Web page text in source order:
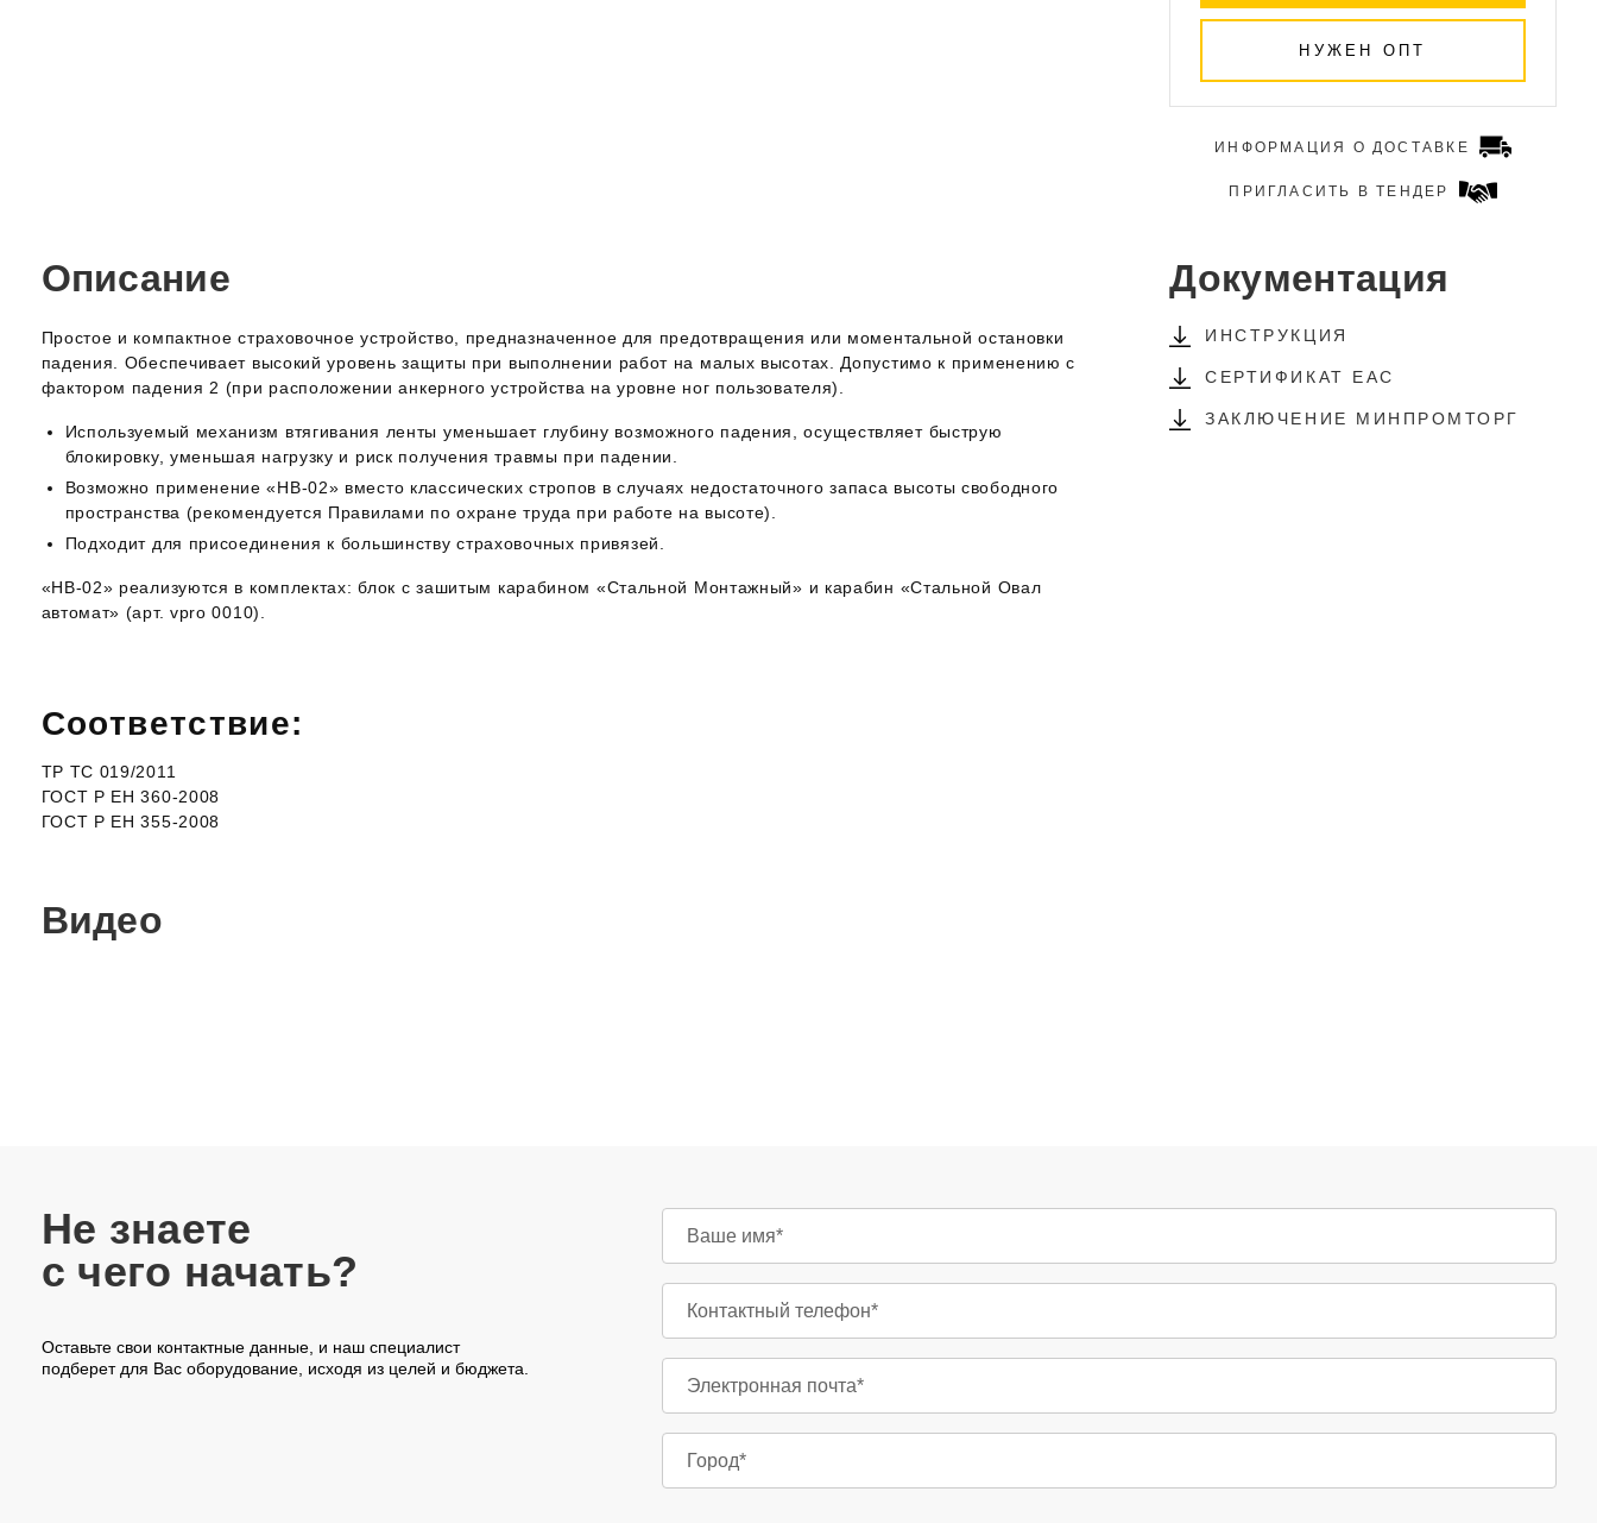
НУЖЕН ОПТ
ИНФОРМАЦИЯ О ДОСТАВКЕ
ПРИГЛАСИТЬ В ТЕНДЕР
Описание
Простое и компактное страховочное устройство, предназначенное для предотвращения или моментальной остановки
падения. Обеспечивает высокий уровень защиты при выполнении работ на малых высотах. Допустимо к применению с
фактором падения 2 (при расположении анкерного устройства на уровне ног пользователя).
Используемый механизм втягивания ленты уменьшает глубину возможного падения, осуществляет быструю
блокировку, уменьшая нагрузку и риск получения травмы при падении.
Возможно применение «НВ-02» вместо классических стропов в случаях недостаточного запаса высоты свободного
пространства (рекомендуется Правилами по охране труда при работе на высоте).
Подходит для присоединения к большинству страховочных привязей.
«НВ-02» реализуются в комплектах: блок с зашитым карабином «Стальной Монтажный» и карабин «Стальной Овал
автомат» (арт. vpro 0010).
Соответствие:
ТР ТС 019/2011
​ГОСТ Р ЕН 360-2008
ГОСТ Р ЕН 355-2008
Видео
Документация
ИНСТРУКЦИЯ
СЕРТИФИКАТ EAC
ЗАКЛЮЧЕНИЕ МИНПРОМТОРГ
Не знаете
с чего начать?
Оставьте свои контактные данные, и наш специалист
подберет для Вас оборудование, исходя из целей и бюджета.